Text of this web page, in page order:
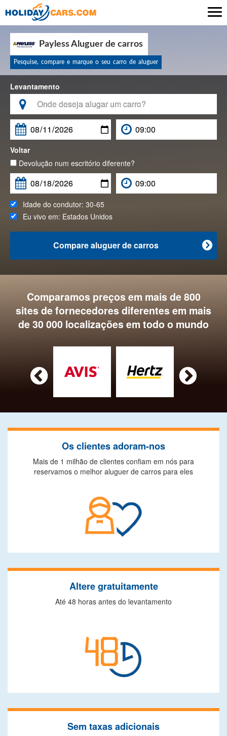
Payless Aluguer de carros
Pesquise, compare e marque o seu carro de aluguer
Levantamento


Voltar
Devolução num escritório diferente?
Idade do condutor: 30-65
Eu vivo em: Estados Unidos

Compare aluguer de carros
Comparamos preços em mais de 800
sites de fornecedores diferentes em mais
de 30 000 localizações em todo o mundo
 
Os clientes adoram-nos
Mais de 1 milhão de clientes confiam em nós para
reservamos o melhor aluguer de carros para eles
Altere gratuitamente
Até 48 horas antes do levantamento
Sem taxas adicionais